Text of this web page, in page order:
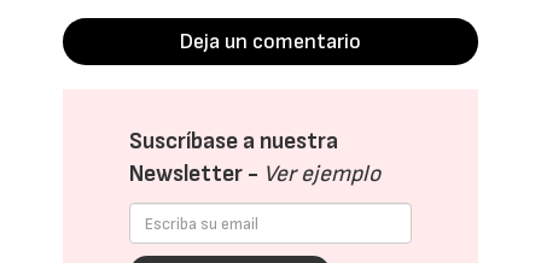
Deja un comentario
Suscríbase a nuestra
Newsletter - Ver ejemplo